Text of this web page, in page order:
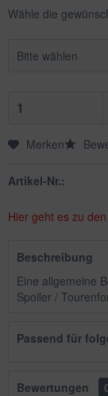
Wähle die
Merken
Artikel-Nr.:
Hier geht es zu
Beschreibung
Eine allgemeine
Spoiler /
Passend für
Bewertungen